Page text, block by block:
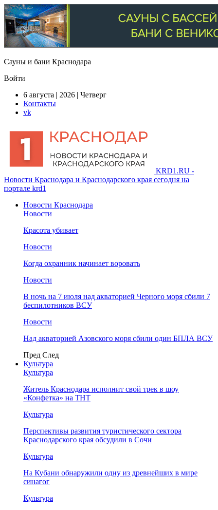
Сауны и бани Краснодара
Войти
6 августа | 2026 | Четверг
Контакты
vk
KRD1.RU -
Новости Краснодара и Краснодарского края сегодня на
портале krd1
Новости Краснодара
Новости
Красота убивает
Новости
Когда охранник начинает воровать
Новости
В ночь на 7 июля над акваторией Черного моря сбили 7
беспилотников ВСУ
Новости
Над акваторией Азовского моря сбили один БПЛА ВСУ
Пред След
Культура
Культура
Житель Краснодара исполнит свой трек в шоу
«Конфетка» на ТНТ
Культура
Перспективы развития туристического сектора
Краснодарского края обсудили в Сочи
Культура
На Кубани обнаружили одну из древнейших в мире
синагог
Культура